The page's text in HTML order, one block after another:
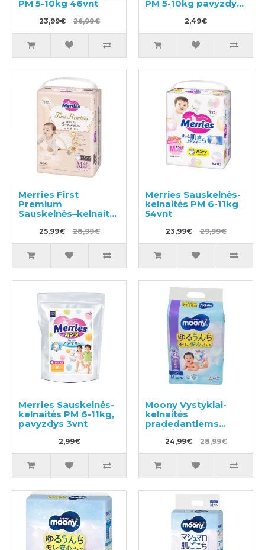
PM 5-10kg 46vnt
23,99€ 26,99€
PM 5-10kg pavyzdys
2,49€
Merries First
Premium
Sauskelnės–kelnaitės
25,99€ 28,99€
Merries Sauskelnės-
kelnaitės PM 6-11kg
54vnt
23,99€ 29,99€
Merries Sauskelnės-
kelnaitės PM 6-11kg,
pavyzdys 3vnt
2,99€
Moony Vystyklai-
kelnaitės
pradedantiems
ropinėti PM 5–10kg
56vnt24,99€ 28,99€